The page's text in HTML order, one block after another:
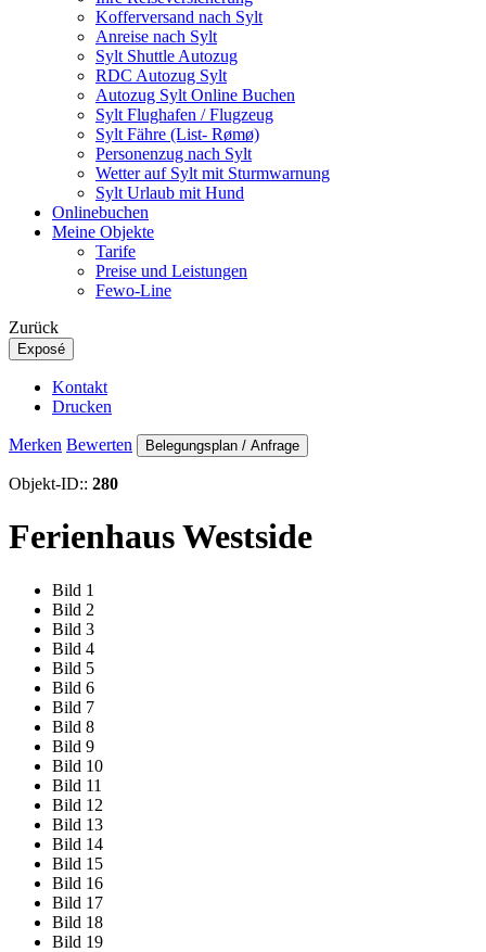
Kofferversand nach Sylt
Anreise nach Sylt
Sylt Shuttle Autozug
RDC Autozug Sylt
Autozug Sylt Online Buchen
Sylt Flughafen / Flugzeug
Sylt Fähre (List- Rømø)
Personenzug nach Sylt
Wetter auf Sylt mit Sturmwarnung
Sylt Urlaub mit Hund
Onlinebuchen
Meine Objekte
Tarife
Preise und Leistungen
Fewo-Line
Zurück
Exposé
Kontakt
Drucken
Merken Bewerten Belegungsplan / Anfrage
Objekt-ID:: 280
Ferienhaus Westside
Bild 1
Bild 2
Bild 3
Bild 4
Bild 5
Bild 6
Bild 7
Bild 8
Bild 9
Bild 10
Bild 11
Bild 12
Bild 13
Bild 14
Bild 15
Bild 16
Bild 17
Bild 18
Bild 19